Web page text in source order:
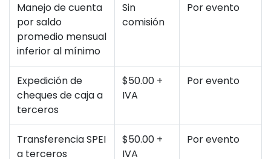
Manejo de cuenta
por saldo
promedio mensual
inferior al mínimo
Sin
comisión
Por evento
Expedición de
cheques de caja a
terceros
$50.00 +
IVA
Por evento
Transferencia SPEI
a terceros
$50.00 +
IVA
Por evento